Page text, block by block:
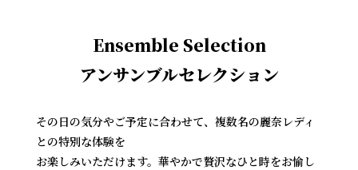
Ensemble Selection
アンサンブルセレクション
その日の気分やご予定に合わせて、複数名の麗奈レディ
との特別な体験を
お楽しみいただけます。華やかで贅沢なひと時をお愉し